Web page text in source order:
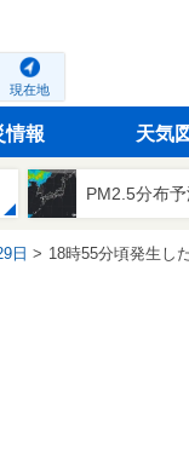
現在地
情報 天気図
PM2.5分布予
日 18時55分頃発生し